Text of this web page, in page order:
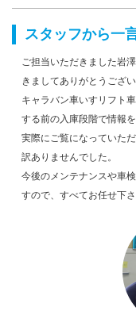
スタッフから一
ご担当いただきました岩
きましてありがとうござい
キャラバン車いすリフト
する前の入庫段階で情報
実際にご覧になっていた
訳ありませんでした。
今後のメンテナンスや車
すので、すべてお任せ下さ